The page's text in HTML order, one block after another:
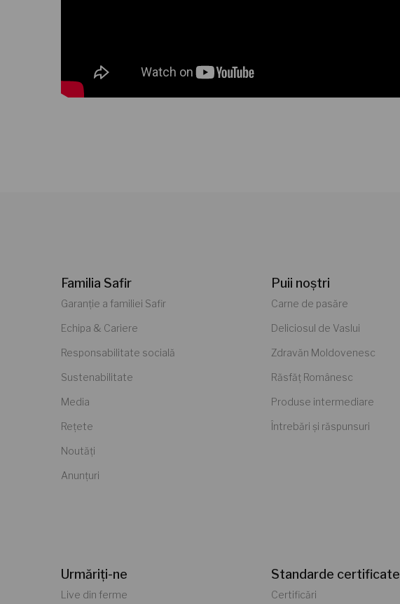
Familia Safir
Garanție a familiei Safir
Echipa & Cariere
Responsabilitate socială
Sustenabilitate
Media
Rețete
Noutăți
Anunțuri
Puii noștri
Carne de pasăre
Deliciosul de Vaslui
Zdravăn Moldovenesc
Răsfăț Românesc
Produse intermediare
Întrebări și răspunsuri
Urmăriți-ne
Live din ferme
Standarde certificate
Certificări